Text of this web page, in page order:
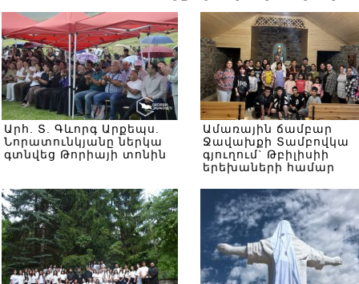
Արհ. Տ. Գևորգ Արքեպս.
Նորատունկյանը ներկա
գտնվեց Թորիայի տոնին
Ամառային ճամբար
Ջավախքի Տամբովկա
գյուղում` Թբիլիսիի
երեխաների համար